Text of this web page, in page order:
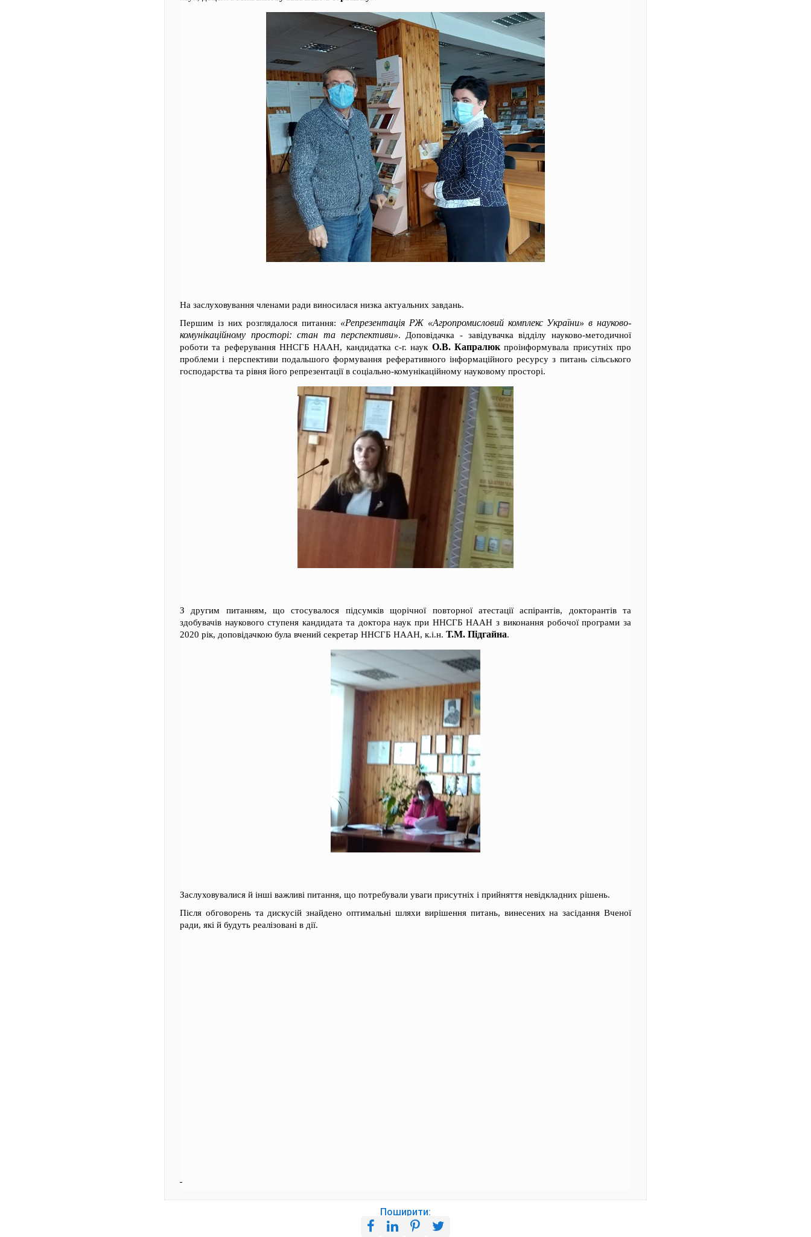
На заслуховування членами ради виносилася низка актуальних завдань.
Першим із них розглядалося питання: «Репрезентація РЖ «Агропромисловий комплекс України» в науково-
комунікаційному просторі: стан та перспективи». Доповідачка - завідувачка відділу науково-методичної
роботи та реферування ННСГБ НААН, кандидатка с-г. наук О.В. Капралюк проінформувала присутніх про
проблеми і перспективи подальшого формування реферативного інформаційного ресурсу з питань сільського
господарства та рівня його репрезентації в соціально-комунікаційному науковому просторі.
З другим питанням, що стосувалося підсумків щорічної повторної атестації аспірантів, докторантів та
здобувачів наукового ступеня кандидата та доктора наук при ННСГБ НААН з виконання робочої програми за
2020 рік, доповідачкою була вчений секретар ННСГБ НААН, к.і.н. Т.М. Підгайна.
Заслуховувалися й інші важливі питання, що потребували уваги присутніх і прийняття невідкладних рішень.
Після обговорень та дискусій знайдено оптимальні шляхи вирішення питань, винесених на засідання Вченої
ради, які й будуть реалізовані в дії.
Поширити: